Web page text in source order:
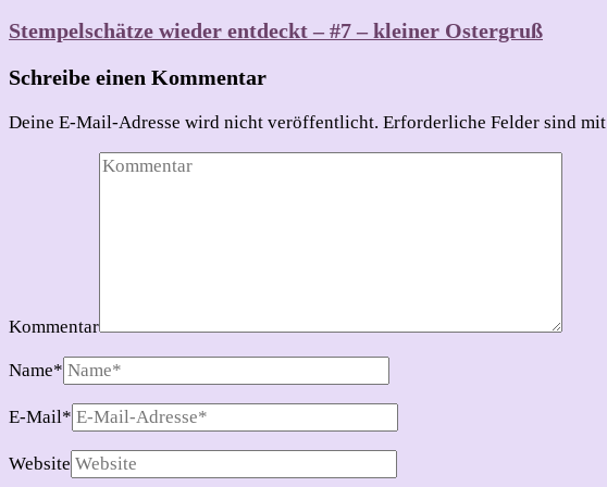
Stempelschätze wieder entdeckt – #7 – kleiner Ostergruß
Schreibe einen Kommentar
Deine E-Mail-Adresse wird nicht veröffentlicht. Erforderliche Felder sind mit
Kommentar
Name*
E-Mail*
Website